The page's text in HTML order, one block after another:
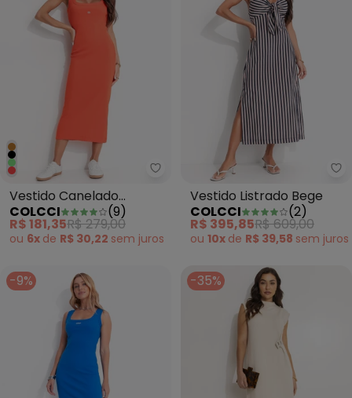
Colcci - Vestido Canelado
Vestido Canelado
Vermelho
COLCCI (9)
R$ 181,35R$ 279,00
ou 6x de R$ 30,22 sem juros
Vestido Listrado Bege
COLCCI
(2)
R$ 395,85R$ 609,00
ou 10x de R$ 39,58 sem juros
-9% -35%